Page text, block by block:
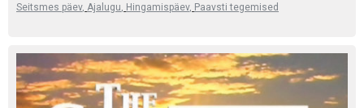
Seitsmes päev, Ajalugu, Hingamispäev, Paavsti tegemised